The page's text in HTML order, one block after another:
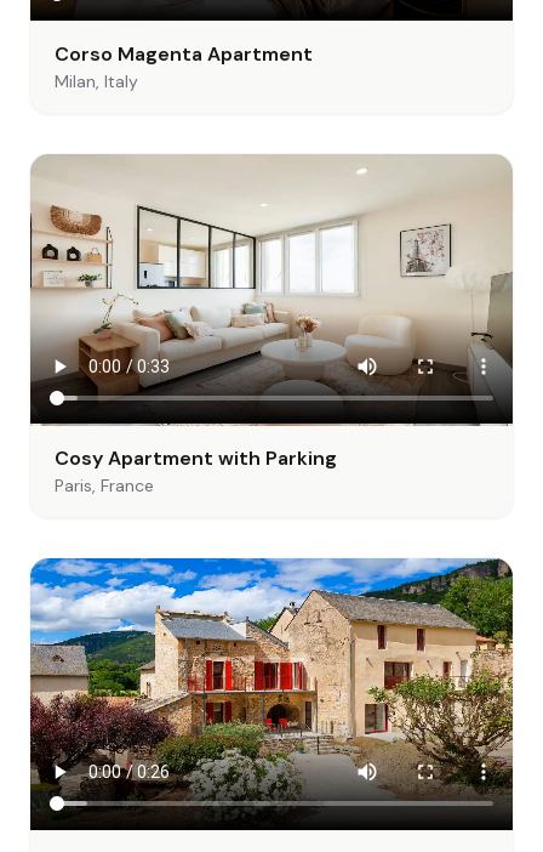
Corso Magenta Apartment
Milan, Italy
Cosy Apartment with Parking
Paris, France